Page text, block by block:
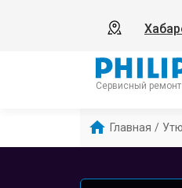
Сервисный ремонт
Главная /